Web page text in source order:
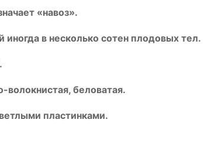
«навоз».
иногда в несколько сотен плодовых тел.
беловатая.
пластинками.